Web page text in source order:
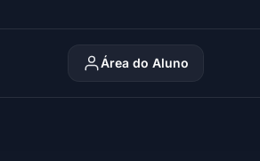
Área do Aluno